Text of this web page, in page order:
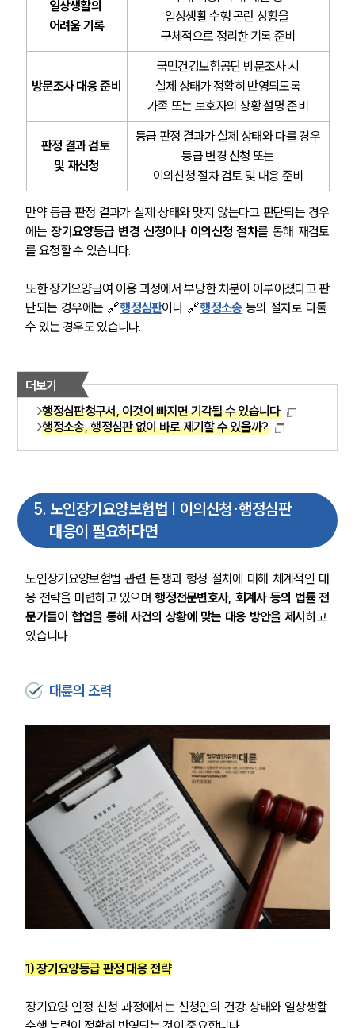
행정전문변호사
소식/자료
언론보도
공지사항
법률 블로그
법률서식
뉴스레터/브로슈어
대륜법률상담예약
대륜법률상담예약
일상생활의
어려움 기록
일상생활 수행 곤란 상황을
구체적으로 정리한 기록 준비
방문조사 대응 준비
국민건강보험공단 방문조사 시
실제 상태가 정확히 반영되도록
가족 또는 보호자의 상황 설명 준비
판정 결과 검토
및 재신청
등급 판정 결과가 실제 상태와 다를 경우
등급 변경 신청 또는
이의신청 절차 검토 및 대응 준비
만약 등급 판정 결과가 실제 상태와 맞지 않는다고 판단되는 경우
에는 장기요양등급 변경 신청이나 이의신청 절차를 통해 재검토
를 요청할 수 있습니다.
또한 장기요양급여 이용 과정에서 부당한 처분이 이루어졌다고 판
단되는 경우에는 🔗행정심판이나 🔗행정소송 등의 절차로 다툴
수 있는 경우도 있습니다.
더보기
행정심판청구서, 이것이 빠지면 기각될 수 있습니다
행정소송, 행정심판 없이 바로 제기할 수 있을까?
5. 노인장기요양보험법 | 이의신청·행정심판
대응이 필요하다면
노인장기요양보험법 관련 분쟁과 행정 절차에 대해 체계적인 대
응 전략을 마련하고 있으며 행정전문변호사, 회계사 등의 법률 전
문가들이 협업을 통해 사건의 상황에 맞는 대응 방안을 제시하고
있습니다.
대륜의 조력
1) 장기요양등급 판정 대응 전략
장기요양 인정 신청 과정에서는 신청인의 건강 상태와 일상생활